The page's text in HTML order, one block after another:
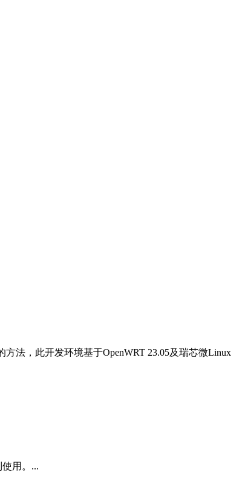
法，此开发环境基于OpenWRT 23.05及瑞芯微Linux
用。...